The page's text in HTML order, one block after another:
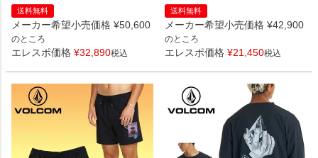
送料無料
メーカー希望小売価格 ¥50,600
のところ
エレスポ価格 ¥32,890税込
送料無料
メーカー希望小売価格 ¥42,900
のところ
エレスポ価格 ¥21,450税込